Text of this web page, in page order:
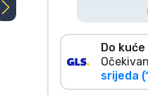
Do
srijeda